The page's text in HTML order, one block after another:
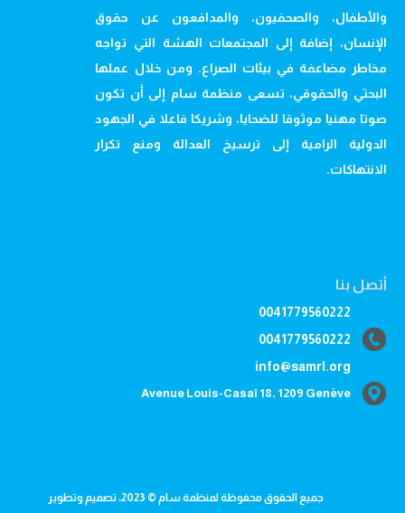
والأطفال، والصحفيون، والمدافعون عن حقوق
الإنسان، إضافة إلى المجتمعات الهشة التي تواجه
مخاطر مضاعفة في بيئات الصراع. ومن خلال عملها
البحثي والحقوقي، تسعى منظمة سام إلى أن تكون
صوتا مهنيا موثوقا للضحايا، وشريكا فاعلا في الجهود
الدولية الرامية إلى ترسيخ العدالة ومنع تكرار
الانتهاكات.
أتصل بنا
0041779560222
0041779560222
info@samrl.org
Avenue Louis-Casaï 18, 1209 Genève
جميع الحقوق محفوظة لمنظمة سام © 2023، تصميم وتطوير